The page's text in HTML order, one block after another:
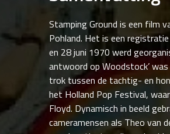
Stamping Ground is een film
Pohland. Het is een
en 28 juni 1970 werd
antwoord op Woodstock’
trok tussen de tachtig- en
het Holland Pop Festival,
Floyd. Dynamisch in beeld
cameramensen als Theo van